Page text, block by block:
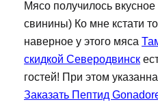
Мясо получилось
свинины) Ко мне кстати
наверное у этого мяса
скидкой Северодвинск
гостей! При этом
Заказать Пептид